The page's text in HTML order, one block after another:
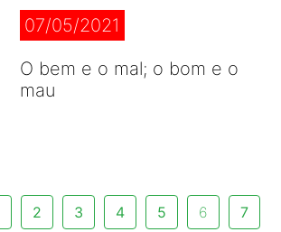
07/05/2021
O bem e o mal; o bom e o
mau
2 3 4 5 6 7